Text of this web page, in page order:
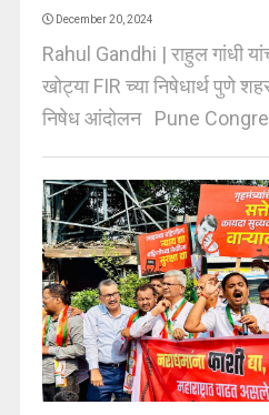
December 20, 2024
Rahul Gandhi | राहुल गांधी
खोट्या FIR च्या निषेधार्थ पुणे
निषेध आंदोलन Pune